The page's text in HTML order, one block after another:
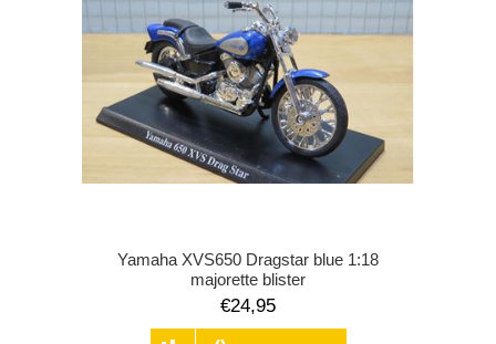
Yamaha XVS650 Dragstar blue 1:18
majorette blister
€24,95